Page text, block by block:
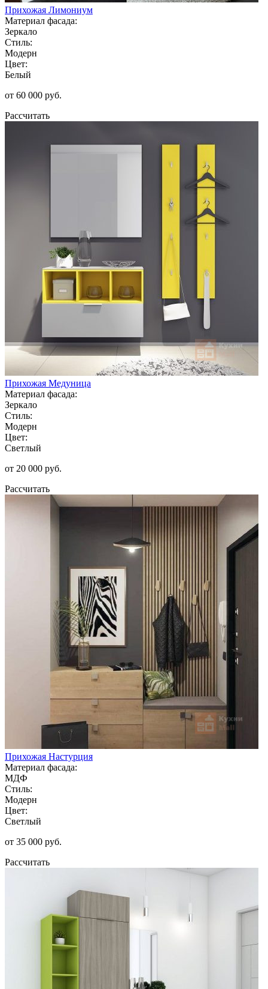
Прихожая Лимониум
Материал фасада:
Зеркало
Стиль:
Модерн
Цвет:
Белый
от 60 000 руб.
Рассчитать
Прихожая Медуница
Материал фасада:
Зеркало
Стиль:
Модерн
Цвет:
Светлый
от 20 000 руб.
Рассчитать
Прихожая Настурция
Материал фасада:
МДФ
Стиль:
Модерн
Цвет:
Светлый
от 35 000 руб.
Рассчитать